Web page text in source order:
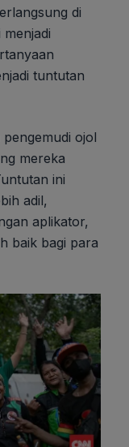
di
tuntutan
ojol
mereka
ini
adil,
aplikator,
baik bagi para